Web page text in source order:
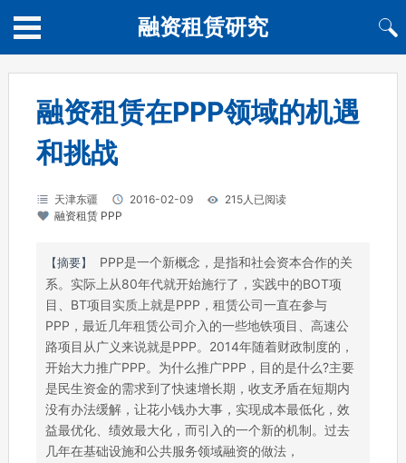
融资租赁研究
融资租赁在PPP领域的机遇
和挑战
天津东疆 2016-02-09
215人已阅读
融资租赁 PPP
【摘要】
PPP是一个新概念，是指和社会资本合作的关
系。实际上从80年代就开始施行了，实践中的BOT项
目、BT项目实质上就是PPP，租赁公司一直在参与
PPP，最近几年租赁公司介入的一些地铁项目、高速公
路项目从广义来说就是PPP。2014年随着财政制度的，
开始大力推广PPP。为什么推广PPP，目的是什么?主要
是民生资金的需求到了快速增长期，收支矛盾在短期内
没有办法缓解，让花小钱办大事，实现成本最低化，效
益最优化、绩效最大化，而引入的一个新的机制。过去
几年在基础设施和公共服务领域融资的做法，